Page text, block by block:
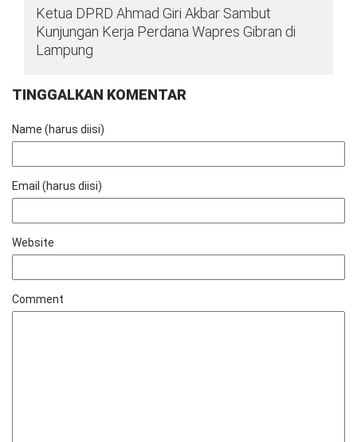
Ketua DPRD Ahmad Giri Akbar Sambut
Kunjungan Kerja Perdana Wapres Gibran di
Lampung
TINGGALKAN KOMENTAR
Name (harus diisi)
Email (harus diisi)
Website
Comment